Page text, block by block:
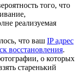
того, что
реализуемая
что ваш IP адрес
восстановления.
о которых
старенький